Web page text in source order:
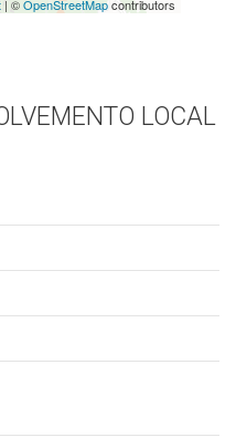
| ©OpenStreetMapcontributors
LOCAL